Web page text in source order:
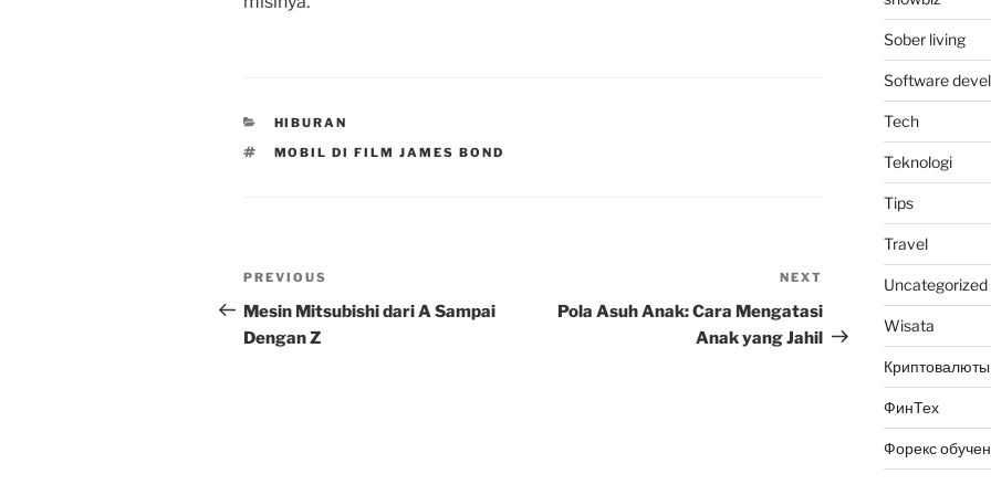
CATEGORIES
HIBURAN
TAGS
MOBIL DI FILM JAMES BOND
Post
navigation
Previous
Post
PREVIOUS
Mesin Mitsubishi dari A Sampai
Dengan Z
Post
NEXT
Pola Asuh Anak: Cara Mengatasi
Anak yang Jahil
Sober living
Software
Tech
Teknologi
Tips
Travel
Uncategorized
Wisata
Криптовалюты
ФинТех
Форекс